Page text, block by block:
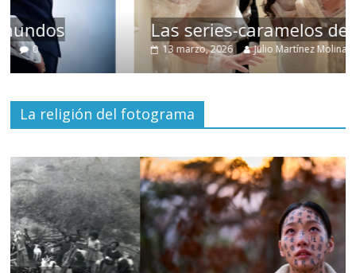
Las series-caramelos de Shondaland
13 marzo, 2026 Julio Martínez Molina 0
La religión del fotograma